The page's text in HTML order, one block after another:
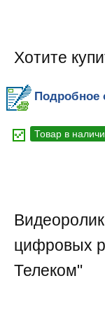
Хотите
Подробное
Товар в
цифровых
Телеком"